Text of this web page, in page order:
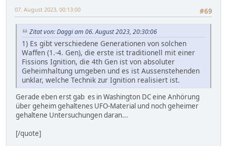
#69
07. August 2023, 00:13:00
Zitat von: Daggi am 06. August 2023, 20:30:06
1) Es gibt verschiedene Generationen von solchen
Waffen (1.-4. Gen), die erste ist traditionell mit einer
Fissions Ignition, die 4th Gen ist von absoluter
Geheimhaltung umgeben und es ist Aussenstehenden
unklar, welche Technik zur Ignition realisiert ist.
Gerade eben erst gab es in Washington DC eine Anhörung
über geheim gehaltenes UFO-Material und noch geheimer
gehaltene Untersuchungen daran...
[/quote]